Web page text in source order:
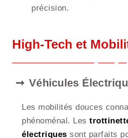
précision.
High-Tech et
Véhicules
Les mobilités douces
phénoménal. Les
électriques sont parfaits